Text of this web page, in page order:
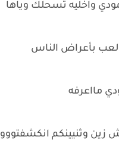
واخليه تسحلك وياها
بأعراض الناس
مااعرفه
زين وثنيينكم انكشفتووو